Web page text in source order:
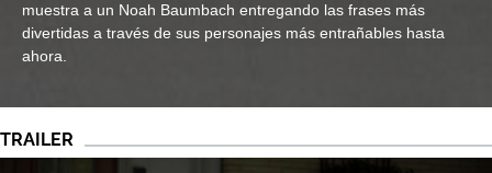
muestra a un Noah Baumbach entregando las frases más
divertidas a través de sus personajes más entrañables hasta
ahora.
TRAILER